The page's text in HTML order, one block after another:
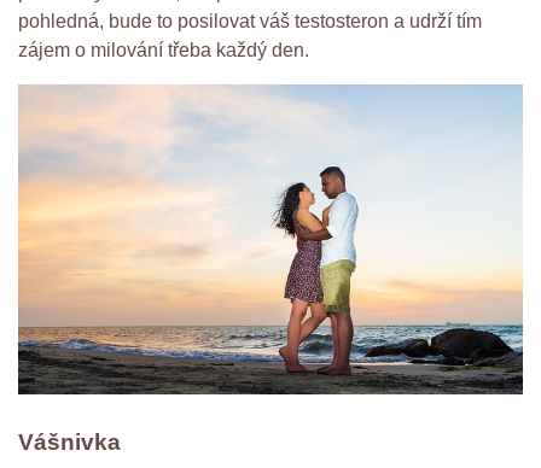
pohledná, bude to posilovat váš testosteron a udrží tím
zájem o milování třeba každý den.
Vášnivka